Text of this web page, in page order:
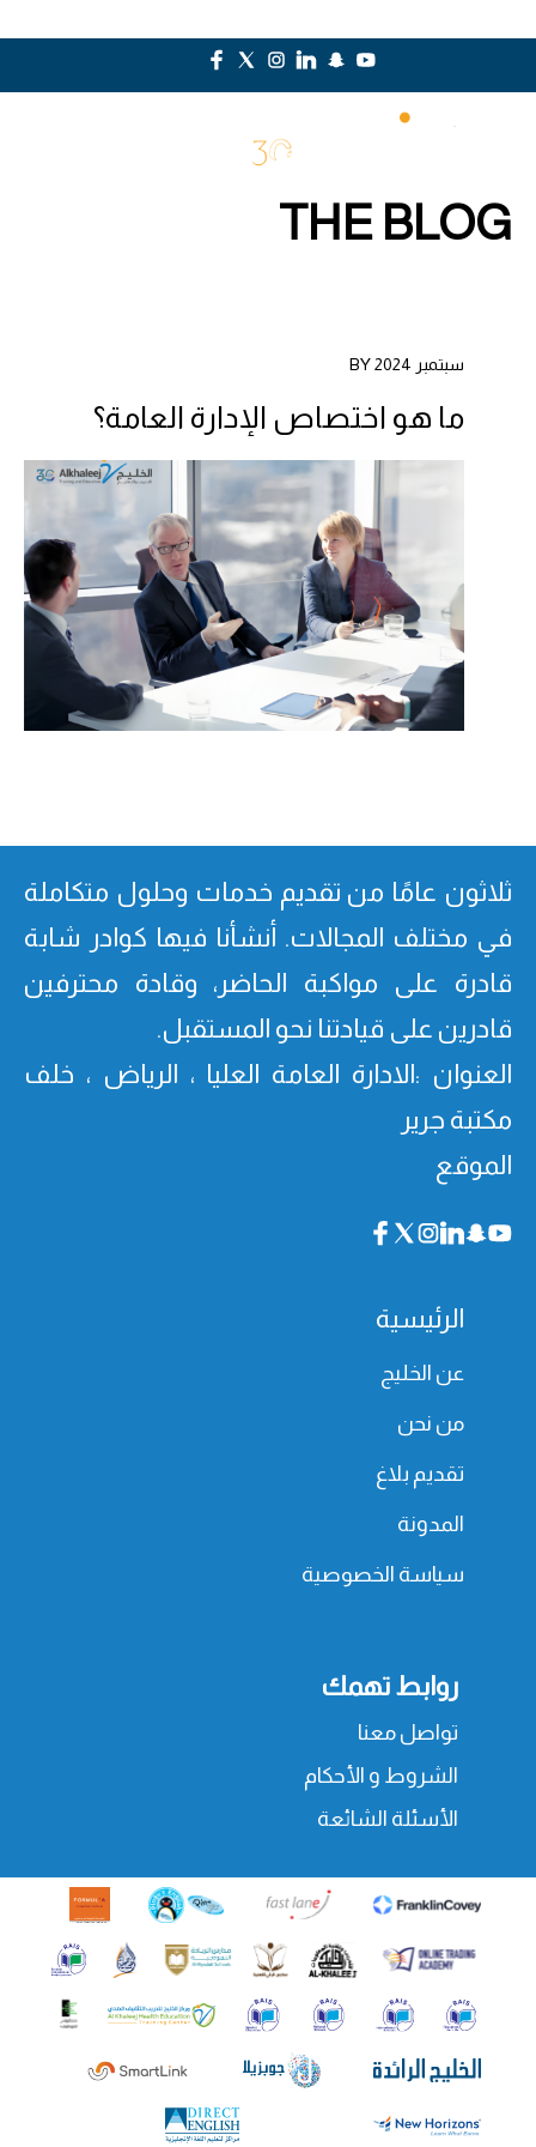
THE BLOG
سبتمبر 2024 BY
ما هو اختصاص الإدارة العامة؟
ثلاثون عامًا من تقدیم خدمات وحلول متكاملة
في مختلف المجالات. أنشأنا فیھا كوادر شابة
قادرة على مواكبة الحاضر، وقادة محترفین
قادرین على قیادتنا نحو المستقبل.
العنوان :الادارة العامة العليا ، الرياض ، خلف
مكتبة جرير
الموقع
الرئيسية
عن الخليج
من نحن
تقديم بلاغ
المدونة
سياسة الخصوصية
روابط تهمك
تواصل معنا
الشروط و الأحكام
الأسئلة الشائعة